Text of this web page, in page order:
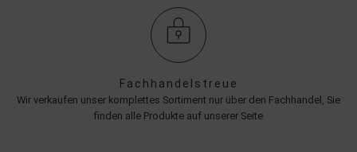
Fachhandelstreue
Wir verkaufen unser komplettes Sortiment nur über den Fachhandel, Sie
finden alle Produkte auf unserer Seite